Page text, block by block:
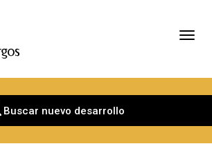
Buscar nuevo desarrollo